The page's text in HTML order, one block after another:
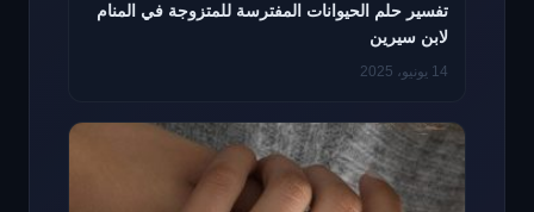
تفسير حلم الحيوانات المفترسة للمتزوجة في المنام
لابن سيرين
14 يونيو، 2025